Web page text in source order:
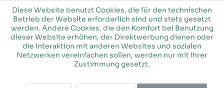
Diese Website benutzt Cookies, die für den technischen
Betrieb der Website erforderlich sind und stets gesetzt
werden. Andere Cookies, die den Komfort bei Benutzung
dieser Website erhöhen, der Direktwerbung dienen oder
die Interaktion mit anderen Websites und sozialen
Netzwerken vereinfachen sollen, werden nur mit Ihrer
Zustimmung gesetzt.